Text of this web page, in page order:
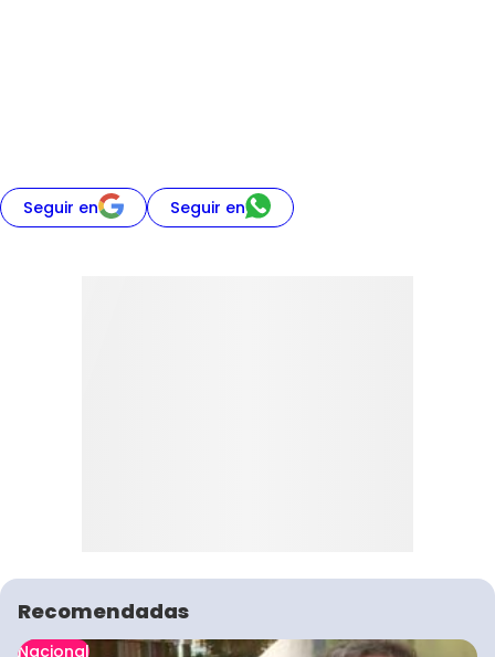
Seguir en Seguir en
Recomendadas
Nacional